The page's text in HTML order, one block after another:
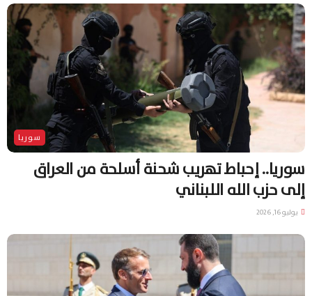
سوريا
سوريا.. إحباط تهريب شحنة أسلحة من العراق
إلى حزب الله اللبناني
يوليو 16, 2026